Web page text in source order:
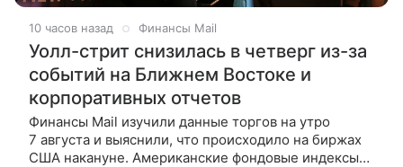
10 часов назад Финансы Mail
Уолл-стрит снизилась в четверг из-за
событий на Ближнем Востоке и
корпоративных отчетов
Финансы Mail изучили данные торгов на утро
7 августа и выяснили, что происходило на биржах
США накануне. Американские фондовые индексы